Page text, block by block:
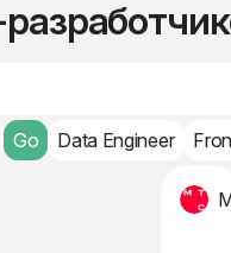
Go Data Engineer